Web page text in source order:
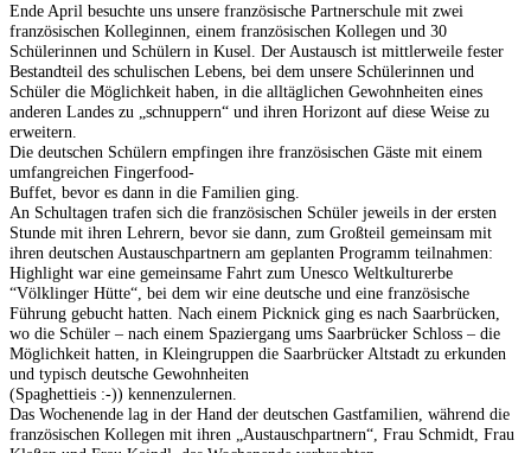
Ende April besuchte uns unsere französische Partnerschule mit zwei
französischen Kolleginnen, einem französischen Kollegen und 30
Schülerinnen und Schülern in Kusel. Der Austausch ist mittlerweile fester
Bestandteil des schulischen Lebens, bei dem unsere Schülerinnen und
Schüler die Möglichkeit haben, in die alltäglichen Gewohnheiten eines
anderen Landes zu „schnuppern“ und ihren Horizont auf diese Weise zu
erweitern.
Die deutschen Schülern empfingen ihre französischen Gäste mit einem
umfangreichen Fingerfood-
Buffet, bevor es dann in die Familien ging.
An Schultagen trafen sich die französischen Schüler jeweils in der ersten
Stunde mit ihren Lehrern, bevor sie dann, zum Großteil gemeinsam mit
ihren deutschen Austauschpartnern am geplanten Programm teilnahmen:
Highlight war eine gemeinsame Fahrt zum Unesco Weltkulturerbe
“Völklinger Hütte“, bei dem wir eine deutsche und eine französische
Führung gebucht hatten. Nach einem Picknick ging es nach Saarbrücken,
wo die Schüler – nach einem Spaziergang ums Saarbrücker Schloss – die
Möglichkeit hatten, in Kleingruppen die Saarbrücker Altstadt zu erkunden
und typisch deutsche Gewohnheiten
(Spaghettieis :-)) kennenzulernen.
Das Wochenende lag in der Hand der deutschen Gastfamilien, während die
französischen Kollegen mit ihren „Austauschpartnern“, Frau Schmidt, Frau